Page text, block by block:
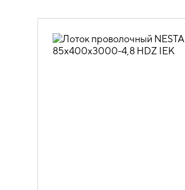
05.04.03.01 Лотки проволочные
NESTA